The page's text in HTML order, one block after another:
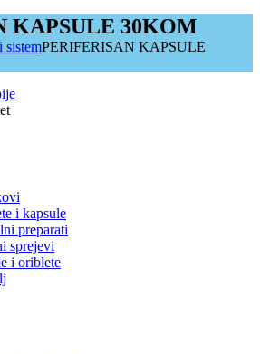
KAPSULE 30KOM
sistemPERIFERISAN KAPSULE
i kapsule
preparati
sprejevi
i oriblete